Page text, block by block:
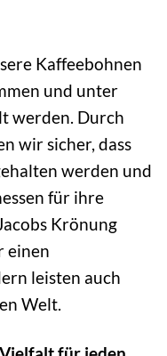
Kaffeebohnen
und unter
werden. Durch
wir sicher, dass
werden und
für ihre
Krönung
einen
leisten auch
Welt.